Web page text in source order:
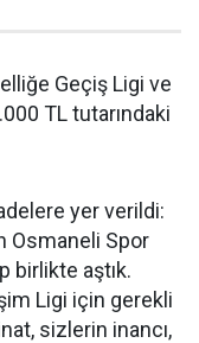
Geçiş Ligi ve
TL tutarındaki
yer verildi:
Osmaneli Spor
birlikte aştık.
Ligi için gerekli
sizlerin inancı,